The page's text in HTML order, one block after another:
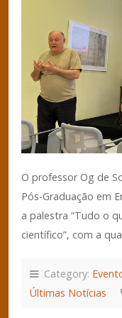
O professor Og de
Pós-Graduação em
a palestra “Tudo o
científico”, com a
Category:
Últimas Notícias